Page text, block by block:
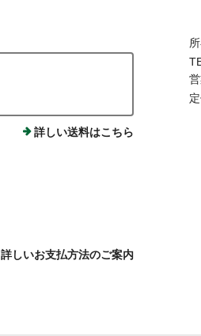
詳しい送料はこちら
詳しいお支払方法のご案内